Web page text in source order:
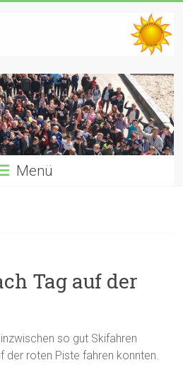
Menü
Tag auf der
so gut Skifahren
der roten Piste fahren konnten.